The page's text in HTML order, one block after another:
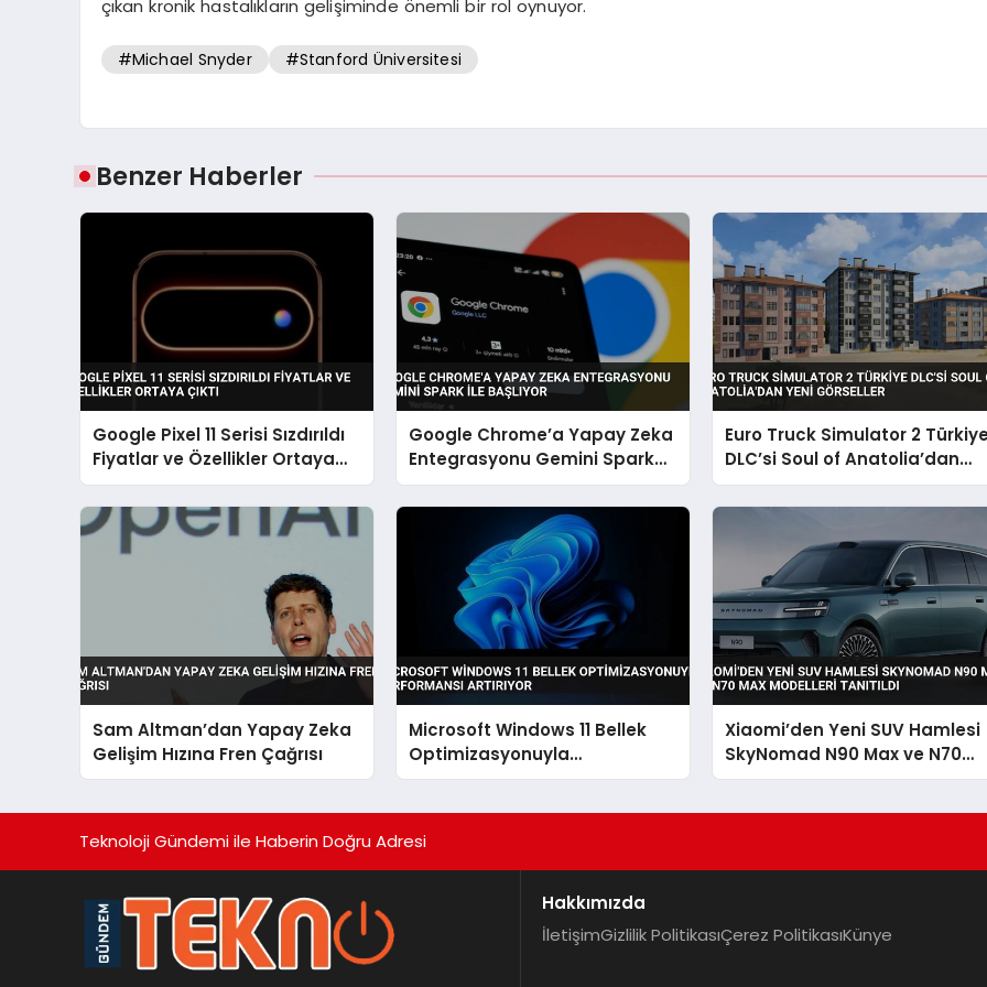
çıkan kronik hastalıkların gelişiminde önemli bir rol oynuyor.
#Michael Snyder #Stanford Üniversitesi
Benzer Haberler
Google Pixel 11 Serisi Sızdırıldı
Fiyatlar ve Özellikler Ortaya
Çıktı
Google Chrome’a Yapay Zeka
Entegrasyonu Gemini Spark
ile Başlıyor
Euro Truck Simulator 2
DLC’si Soul of Anatolia’dan
Yeni Görseller
Sam Altman’dan Yapay Zeka
Gelişim Hızına Fren Çağrısı
Microsoft Windows 11 Bellek
Optimizasyonuyla
Performansı Artırıyor
Xiaomi’den Yeni SUV Hamlesi
SkyNomad N90 Max ve N70
Max Modelleri Tanıtıldı
Teknoloji Gündemi ile Haberin Doğru Adresi
Hakkımızda
İletişimGizlilik PolitikasıÇerez PolitikasıKünye